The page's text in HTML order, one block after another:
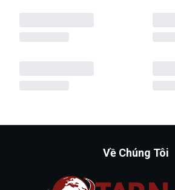
Về Chúng Tôi